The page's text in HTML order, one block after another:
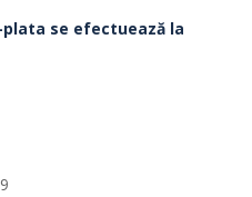
se efectuează la